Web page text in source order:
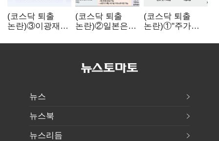
(코스닥 퇴출
논란)③이광재
자동차 없애지는
(코스닥 퇴출
논란)②일본은
기다려주는데
퇴출?…
시간만으론
(코스닥 퇴출
논란)①"주가
옥토 태운다"…
뉴스
뉴스북
뉴스리듬